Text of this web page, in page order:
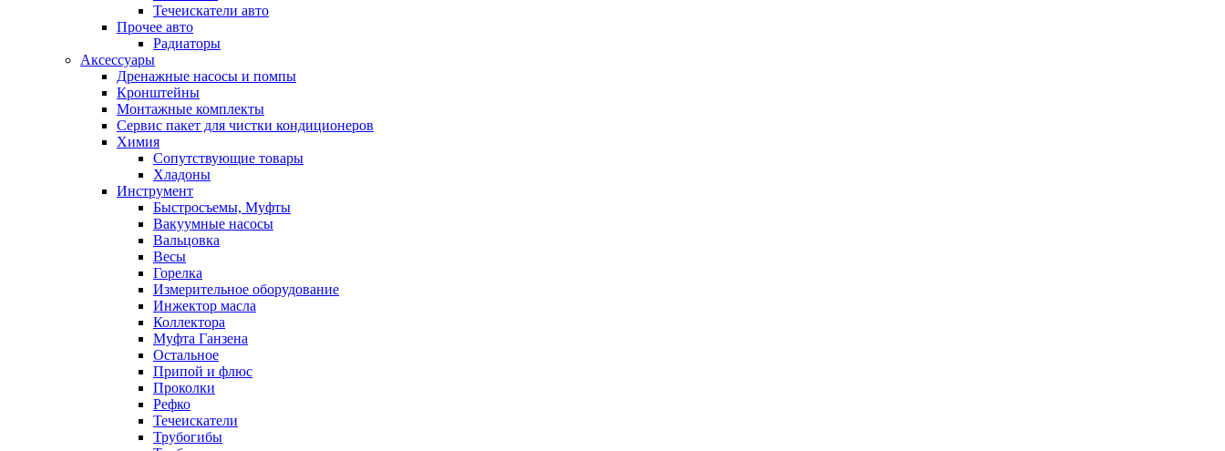
Течеискатели авто
Прочее авто
Радиаторы
Аксессуары
Дренажные насосы и помпы
Кронштейны
Монтажные комплекты
Сервис пакет для чистки кондиционеров
Химия
Сопутствующие товары
Хладоны
Инструмент
Быстросъемы, Муфты
Вакуумные насосы
Вальцовка
Весы
Горелка
Измерительное оборудование
Инжектор масла
Коллектора
Муфта Ганзена
Остальное
Припой и флюс
Проколки
Рефко
Течеискатели
Трубогибы